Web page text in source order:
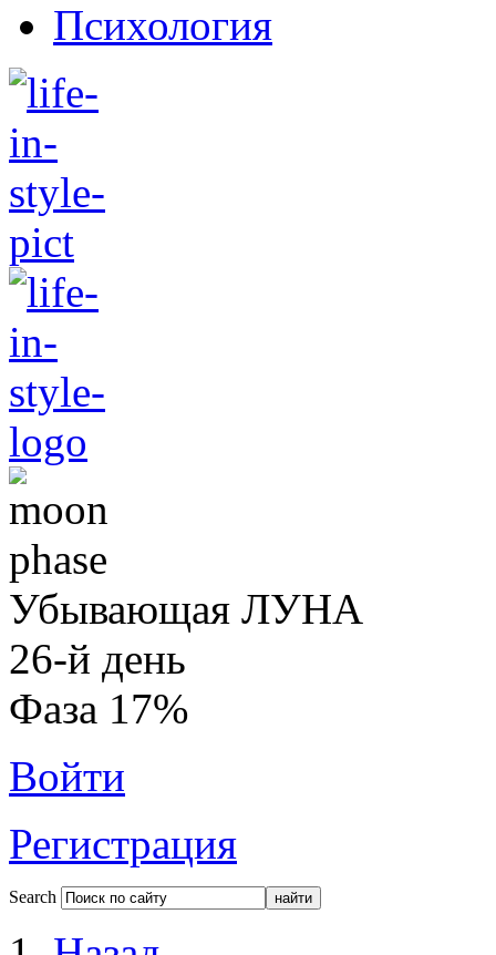
Психология
Убывающая ЛУНА
26-й день
Фаза 17%
Войти
Регистрация
Search